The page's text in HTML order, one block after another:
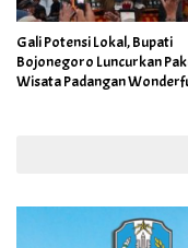
Gali Potensi Lokal, Bupati
Bojonegoro Luncurkan
Wisata Padangan